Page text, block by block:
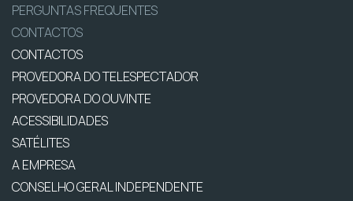
PERGUNTAS FREQUENTES
CONTACTOS
CONTACTOS
PROVEDORA DO TELESPECTADOR
PROVEDORA DO OUVINTE
ACESSIBILIDADES
SATÉLITES
A EMPRESA
CONSELHO GERAL INDEPENDENTE